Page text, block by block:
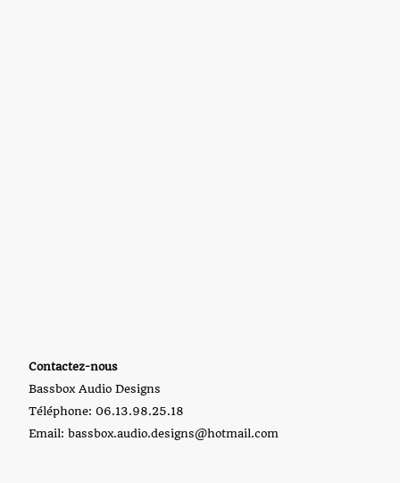
Contactez-nous
Bassbox Audio Designs
Téléphone: 06.13.98.25.18
Email: bassbox.audio.designs@hotmail.com